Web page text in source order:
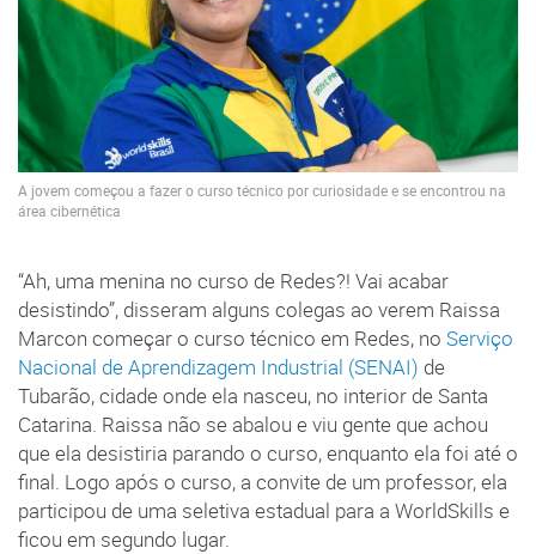
A jovem começou a fazer o curso técnico por curiosidade e se encontrou na
área cibernética
“Ah, uma menina no curso de Redes?! Vai acabar
desistindo”, disseram alguns colegas ao verem Raissa
Marcon começar o curso técnico em Redes, no Serviço
Nacional de Aprendizagem Industrial (SENAI) de
Tubarão, cidade onde ela nasceu, no interior de Santa
Catarina. Raissa não se abalou e viu gente que achou
que ela desistiria parando o curso, enquanto ela foi até o
final. Logo após o curso, a convite de um professor, ela
participou de uma seletiva estadual para a WorldSkills e
ficou em segundo lugar.